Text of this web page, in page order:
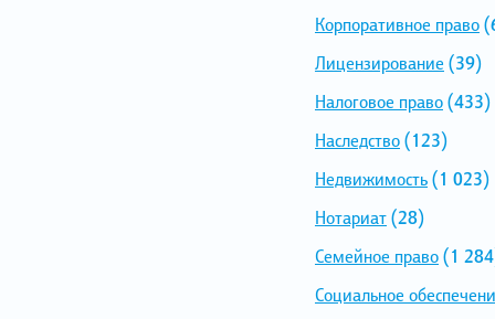
Корпоративное право
Лицензирование (39)
Налоговое право(433)
Наследство(123)
Недвижимость(1 023)
Нотариат(28)
Семейное право(1
Социальное